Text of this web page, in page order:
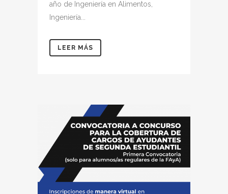
año de Ingeniería en Alimentos,
Ingeniería...
LEER MÁS